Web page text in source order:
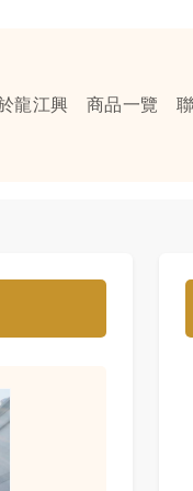
龍江興 商品一覽